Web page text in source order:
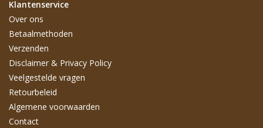
Klantenservice
Over ons
Betaalmethoden
Verzenden
Disclaimer & Privacy Policy
Veelgestelde vragen
Retourbeleid
Algemene voorwaarden
Contact